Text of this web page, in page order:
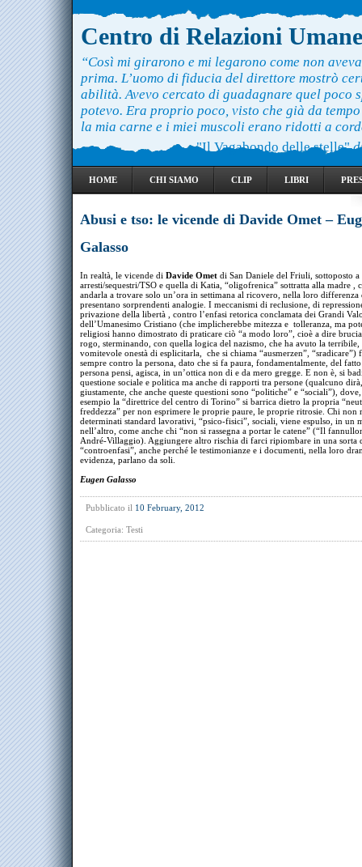
Centro di Relazioni Umane
“Così mi girarono e mi legarono come non
prima. L’uomo di fiducia del direttore mostrò
abilità. Avevo cercato di guadagnare quel poco
potevo. Era proprio poco, visto che già da
la mia carne e i miei muscoli erano ridotti a
"Il Vagabondo delle stelle"
HOME CHI SIAMO CLIP LIBRI
Abusi e tso: le vicende di Davide Omet –
Galasso
In realtà, le vicende di Davide Omet di San Daniele del Friuli, sottoposto
arresti/sequestri/TSO e quella di Katia, “oligofrenica” sottratta alla madre ,
andarla a trovare solo un’ora in settimana al ricovero, nella loro
presentano sorprendenti analogie. I meccanismi di reclusione, di
privazione della libertà , contro l’enfasi retorica conclamata dei Grandi
dell’Umanesimo Cristiano (che implicherebbe mitezza e tolleranza, ma
religiosi hanno dimostrato di praticare ciò “a modo loro”, cioè a dire
rogo, sterminando, con quella logica del nazismo, che ha avuto la
vomitevole onestà di esplicitarla, che si chiama “ausmerzen”, “sradicare”)
sempre contro la persona, dato che si fa paura, fondamentalmente, del
persona pensi, agisca, in un’ottica non di e da mero gregge. E non è, si
questione sociale e politica ma anche di rapporti tra persone (qualcuno dirà,
giustamente, che anche queste questioni sono “politiche” e “sociali”),
esempio la “direttrice del centro di Torino” si barrica dietro la propria
freddezza” per non esprimere le proprie paure, le proprie ritrosie. Chi non
determinati standard lavorativi, “psico-fisici”, sociali, viene espulso, in un
nell’altro, come anche chi “non si rassegna a portar le catene” (“Il
André-Villaggio). Aggiungere altro rischia di farci ripiombare in una sorta
“controenfasi”, anche perché le testimonianze e i documenti, nella loro
evidenza, parlano da soli.
Eugen Galasso
Pubblicato il 10 February, 2012
Categoria: Testi